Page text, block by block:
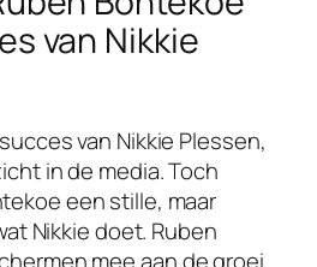
van Nikkie
van Nikkie Plessen,
in de media. Toch
een stille, maar
Nikkie doet. Ruben